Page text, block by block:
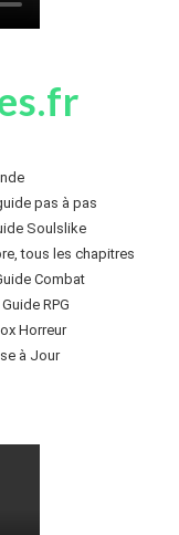
pas à pas
Soulslike
tous les chapitres
Combat
RPG
Horreur
à Jour